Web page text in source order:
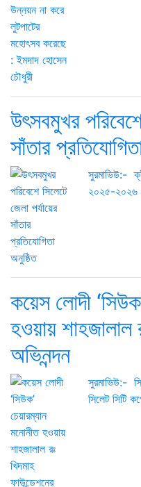
উৎসবমুখর
সাঁতার
সুরমাভিউ:-
২০২৫-২০২৬
কয়েস লোদী
হওয়ায় শাহজালাল
অভিনন্দন
সুরমাভিউ:-
সিলেট সিটি